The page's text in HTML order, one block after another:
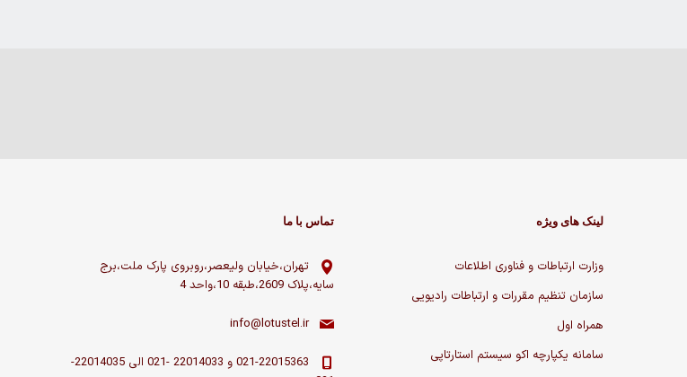
لینک های ویژه
وزارت ارتباطات و فناوری اطلاعات
سازمان تنظیم مقررات و ارتباطات رادیویی
همراه اول
سامانه یکپارچه اکو سیستم استارتاپی
تماس با ما
تهران،خیابان ولیعصر،روبروی پارک ملت،برج
سایه،پلاک 2609،طبقه 10،واحد 4
info@lotustel.ir
021-22015363 و 22014033 -021 الی 22014035-